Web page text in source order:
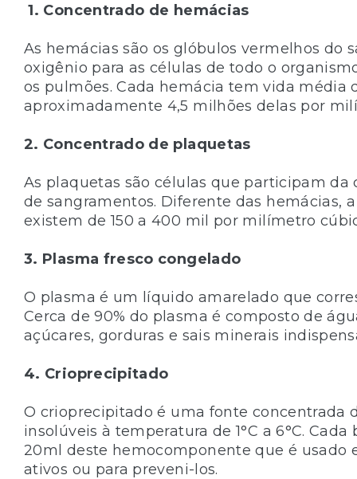
1. Concentrado de hemácias
As hemácias são os glóbulos vermelhos do
oxigênio para as células de todo o
os pulmões. Cada hemácia tem vida média
aproximadamente 4,5 milhões delas por
2. Concentrado de plaquetas
As plaquetas são células que participam
de sangramentos. Diferente das hemácias,
existem de 150 a 400 mil por milímetro
3. Plasma fresco congelado
O plasma é um líquido amarelado que
Cerca de 90% do plasma é composto de
açúcares, gorduras e sais minerais
4. Crioprecipitado
O crioprecipitado é uma fonte concentrada
insolúveis à temperatura de 1°C a 6°C.
20ml deste hemocomponente que é usado
ativos ou para preveni-los.